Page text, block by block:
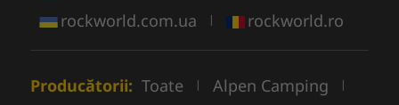
rockworld.com.ua | rockworld.ro
Producătorii: Toate | Alpen Camping |